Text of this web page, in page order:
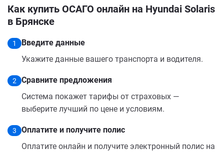
Как купить ОСАГО онлайн на Hyundai Solaris
в Брянске
1
Введите данные
Укажите данные вашего транспорта и водителя.
2
Сравните предложения
Система покажет тарифы от страховых —
выберите лучший по цене и условиям.
3
Оплатите и получите полис
Оплатите онлайн и получите электронный полис на